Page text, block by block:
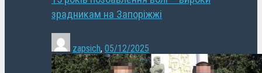
зрадникам на Запоріжжі
zapsich, 05/12/2025